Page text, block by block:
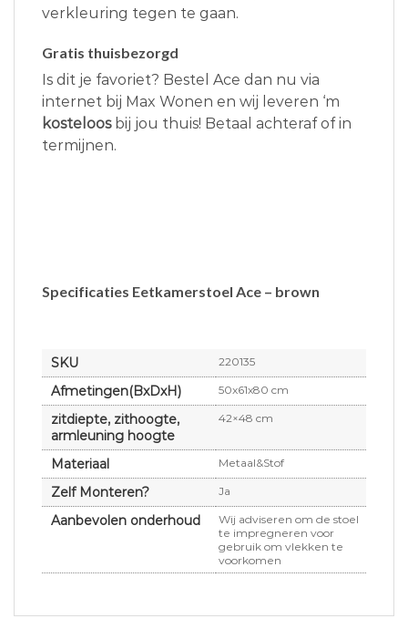
verkleuring tegen te gaan.
Gratis thuisbezorgd
Is dit je favoriet? Bestel Ace dan nu via
internet bij Max Wonen en wij leveren ‘m
kosteloosbij jou thuis! Betaal achteraf of in
termijnen.
Specificaties Eetkamerstoel Ace – brown
SKU 220135
Afmetingen(BxDxH) 50x61x80 cm
zitdiepte, zithoogte,
armleuning hoogte
42×48 cm
Materiaal Metaal&Stof
Zelf Monteren? Ja
Aanbevolen onderhoud
Wij adviseren om de stoel
te impregneren voor
gebruik om vlekken te
voorkomen